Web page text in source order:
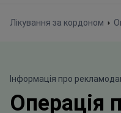
Лікування за кордоном
Інформація про
Операція